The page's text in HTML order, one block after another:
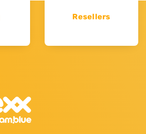
Resellers